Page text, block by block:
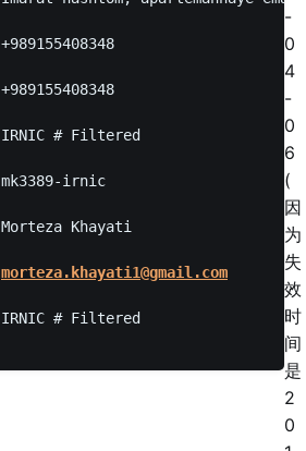
phone:		+989155408348
fax-no:		+989155408348
source:		IRNIC # Filtered
nic-hdl:	mk3389-irnic
person:		Morteza Khayati
morteza.khayati1@gmail.com
source:		IRNIC # Filtered
-
0
4
-
0
6
(
因
为
失
效
时
间
是
2
0